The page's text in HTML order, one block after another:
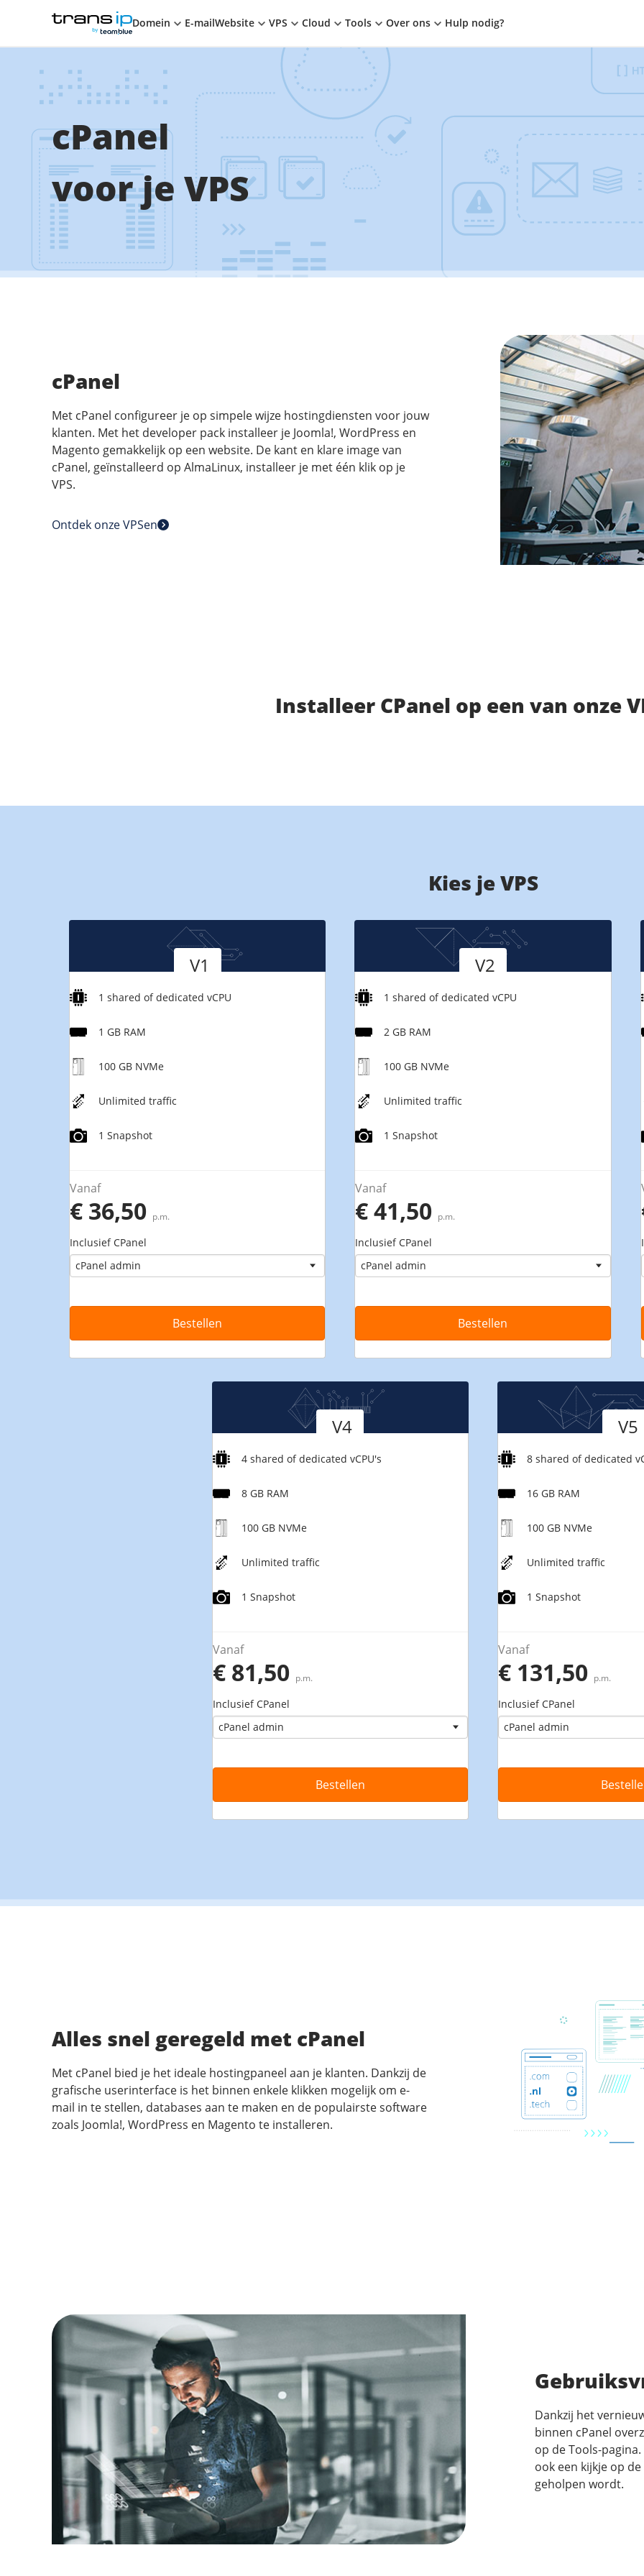
Domein E-mailWebsite VPS Cloud Tools Over ons Hulp nodig?
cPanel
voor je VPS
cPanel
Met cPanel configureer je op simpele wijze hostingdiensten voor jouw
klanten. Met het developer pack installeer je Joomla!, WordPress en
Magento gemakkelijk op een website. De kant en klare image van
cPanel, geïnstalleerd op AlmaLinux, installeer je met één klik op je
VPS.
Ontdek onze VPSen
Installeer CPanel op een van onze
Kies je VPS
V1
1 shared of dedicated vCPU
1 GB RAM
100 GB NVMe
Unlimited traffic
1 Snapshot
Vanaf
€ 36,50 p.m.
Inclusief CPanel
Versie
Bestellen
V2
1 shared of dedicated vCPU
2 GB RAM
100 GB NVMe
Unlimited traffic
1 Snapshot
Vanaf
€ 41,50 p.m.
Inclusief CPanel
Versie
Bestellen
V4
4 shared of dedicated vCPU's
8 GB RAM
100 GB NVMe
Unlimited traffic
1 Snapshot
Vanaf
€ 81,50 p.m.
Inclusief CPanel
Versie
Bestellen
V5
8 shared of dedicated
16 GB RAM
100 GB NVMe
Unlimited traffic
1 Snapshot
Vanaf
€ 131,50 p.m.
Inclusief CPanel
Versie
Alles snel geregeld met cPanel
Met cPanel bied je het ideale hostingpaneel aan je klanten. Dankzij de
grafische userinterface is het binnen enkele klikken mogelijk om e-
mail in te stellen, databases aan te maken en de populairste software
zoals Joomla!, WordPress en Magento te installeren.
Dankzij het
binnen cPanel
op de Tools-
ook een kijkje op
geholpen wordt.
BY TEAM.BLUE